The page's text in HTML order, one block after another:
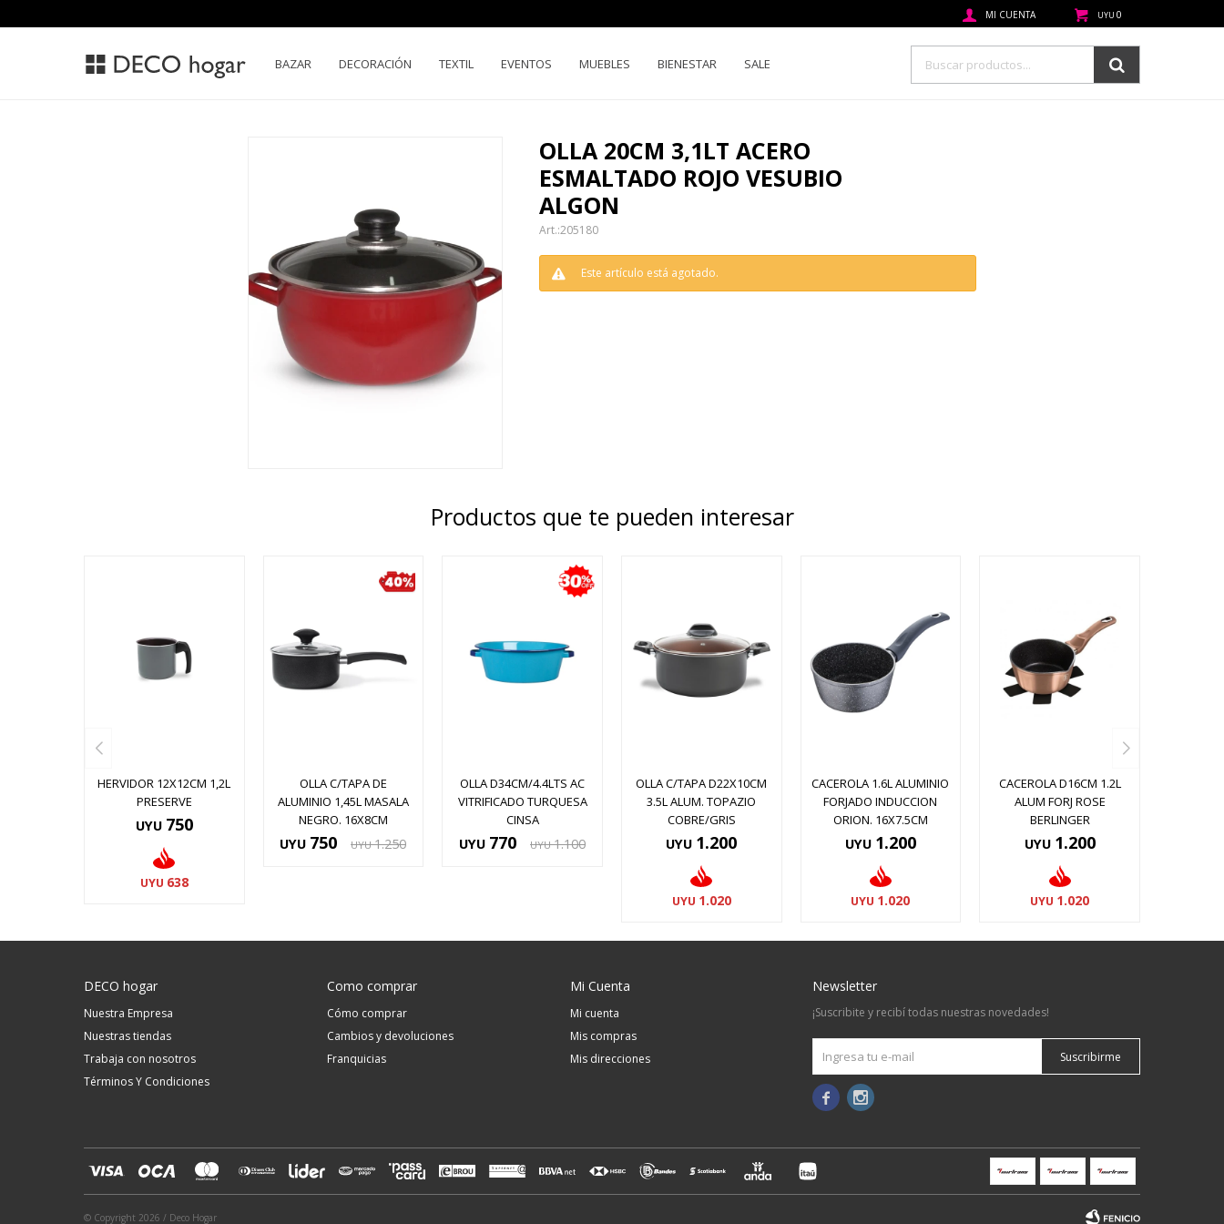
BAZAR DECORACIÓN TEXTIL EVENTOS MUEBLES BIENESTAR SALE
UYU 0
OLLA 20CM 3,1LT ACERO
ESMALTADO ROJO VESUBIO
ALGON
205180
Este artículo está agotado.
Productos que te pueden interesar
HERVIDOR 12X12CM 1,2L
PRESERVE
UYU 750
UYU 638
OLLA C/TAPA DE
ALUMINIO 1,45L MASALA
NEGRO. 16X8CM
UYU 750 UYU 1.250
OLLA D34CM/4.4LTS AC
VITRIFICADO TURQUESA
CINSA
UYU 770 UYU 1.100
OLLA C/TAPA D22X10CM
3.5L ALUM. TOPAZIO
COBRE/GRIS
UYU 1.200
UYU 1.020
CACEROLA 1.6L ALUMINIO
FORJADO INDUCCION
ORION. 16X7.5CM
UYU 1.200
UYU 1.020
CACEROLA D16CM 1.2L
ALUM FORJ ROSE
BERLINGER
UYU 1.200
UYU 1.020
DECO hogar
Nuestra Empresa
Nuestras tiendas
Trabaja con nosotros
Términos Y Condiciones
Como comprar
Cómo comprar
Cambios y devoluciones
Franquicias
Mi Cuenta
Mi cuenta
Mis compras
Mis direcciones
Newsletter
¡Suscribite y recibí todas nuestras novedades!
Suscribirme
 
© Copyright 2026 / Deco Hogar